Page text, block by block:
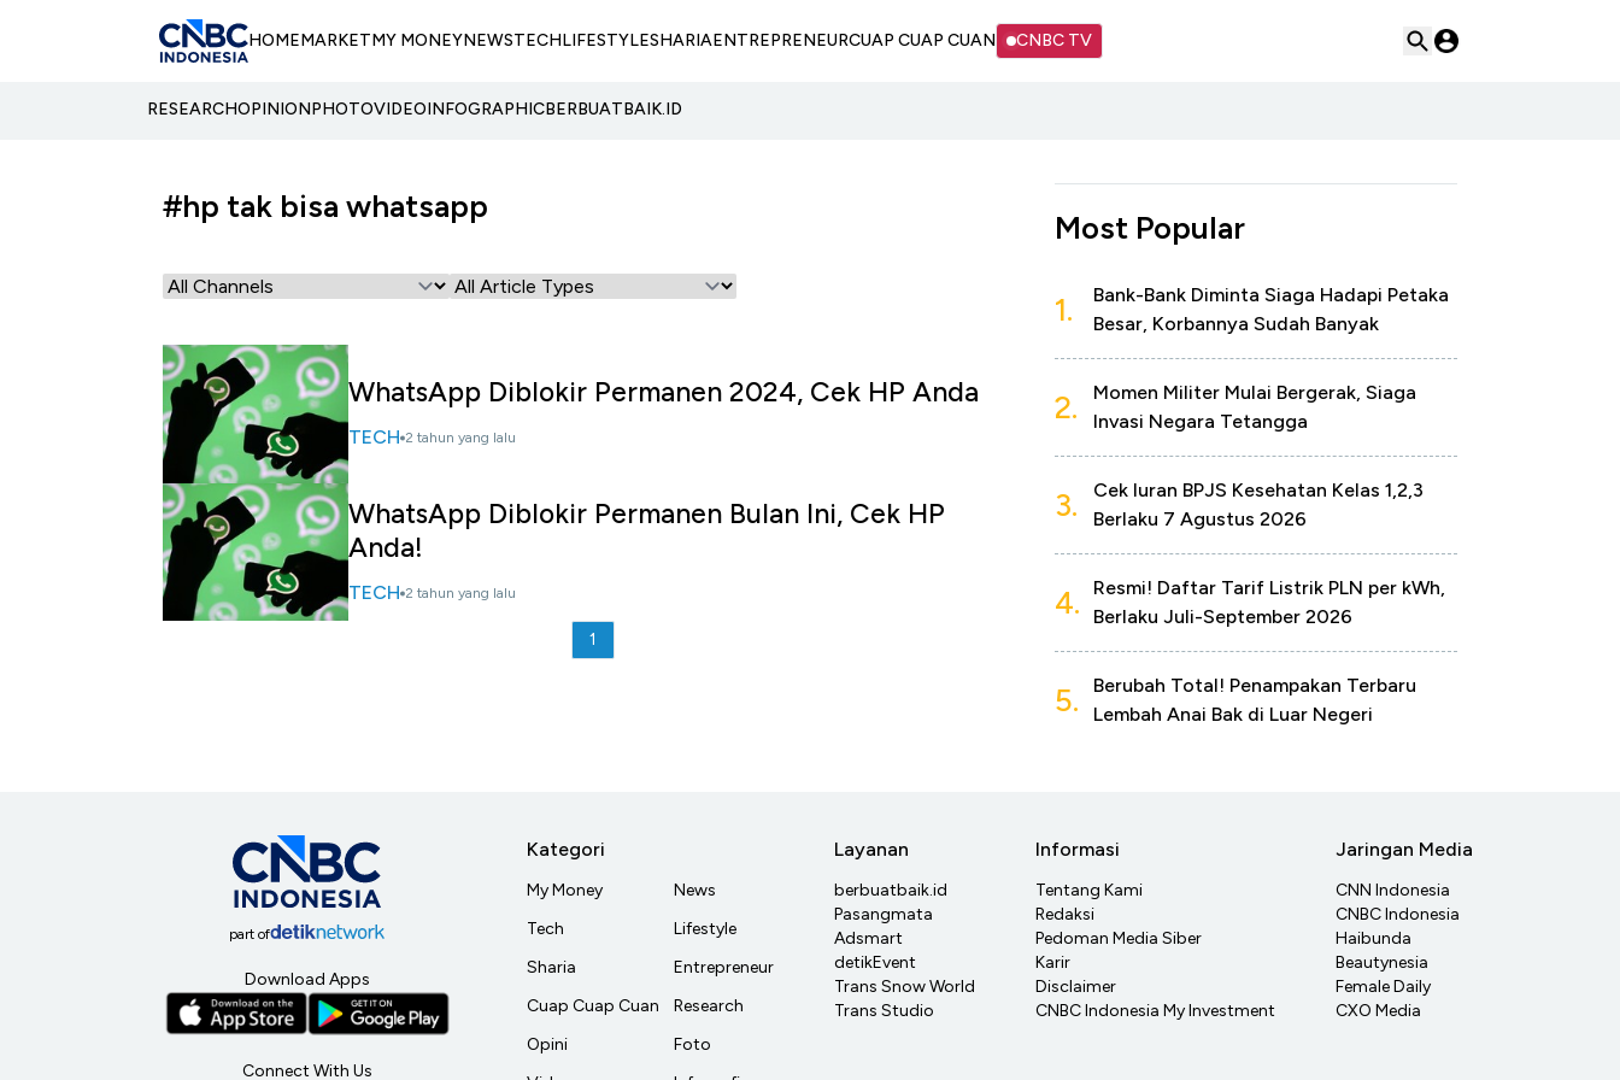
HOMEMARKETMY MONEYNEWSTECHLIFESTYLESHARIAENTREPRENEURCUAP CUAP CUAN CNBC TV
RESEARCHOPINIONPHOTOVIDEOINFOGRAPHICBERBUATBAIK.ID
#hp tak bisa whatsapp
WhatsApp Diblokir Permanen 2024, Cek HP Anda
TECH 2 tahun yang lalu
WhatsApp Diblokir Permanen Bulan Ini, Cek HP
Anda!
TECH 2 tahun yang lalu
1
Most Popular
1.
Bank-Bank Diminta Siaga Hadapi Petaka
Besar, Korbannya Sudah Banyak
2.
Momen Militer Mulai Bergerak, Siaga
Invasi Negara Tetangga
3.
Cek Iuran BPJS Kesehatan Kelas 1,2,3
Berlaku 7 Agustus 2026
4.
Resmi! Daftar Tarif Listrik PLN per kWh,
Berlaku Juli-September 2026
5.
Berubah Total! Penampakan Terbaru
Lembah Anai Bak di Luar Negeri
part of
Download Apps
Connect With Us
Kategori
My Money
Tech
Sharia
Cuap Cuap Cuan
Opini
News
Lifestyle
Entrepreneur
Research
Foto
Layanan
berbuatbaik.id
Pasangmata
Adsmart
detikEvent
Trans Snow World
Trans Studio
Informasi
Tentang Kami
Redaksi
Pedoman Media Siber
Karir
Disclaimer
CNBC Indonesia My Investment
Jaringan Media
CNN Indonesia
CNBC Indonesia
Haibunda
Beautynesia
Female Daily
CXO Media